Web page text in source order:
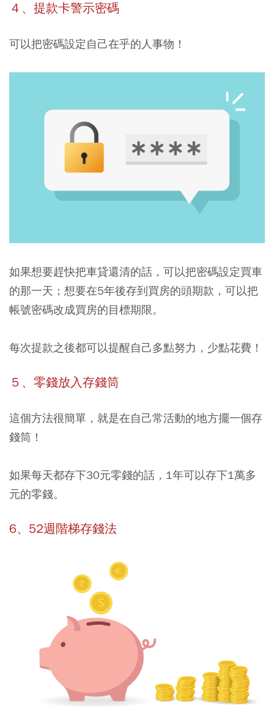
４、提款卡警示密碼
可以把密碼設定自己在乎的人事物！
如果想要趕快把車貸還清的話，可以把密碼設定買車
的那一天；想要在5年後存到買房的頭期款，可以把
帳號密碼改成買房的目標期限。
每次提款之後都可以提醒自己多點努力，少點花費！
５、零錢放入存錢筒
這個方法很簡單，就是在自己常活動的地方擺一個存
錢筒！
如果每天都存下30元零錢的話，1年可以存下1萬多
元的零錢。
6、52週階梯存錢法